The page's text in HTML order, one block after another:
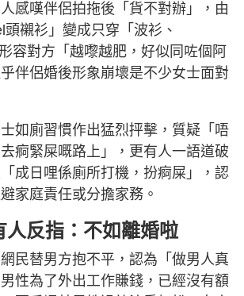
感嘆伴侶拍拖後「貨不對辦」，由
襯衫」變成只穿「波衫、
容對方「越嚟越肥，好似同咗個阿
伴侶婚後形象崩壞是不少女士面對
如廁習慣作出猛烈抨擊，質疑「唔
痾緊屎嘅路上」，更有人一語道破
成日哩係廁所打機，扮痾屎」，認
家庭責任或分擔家務。
反指：不如離婚啦
民替男方抱不平，認為「做男人真
性為了外出工作賺錢，已經沒有額